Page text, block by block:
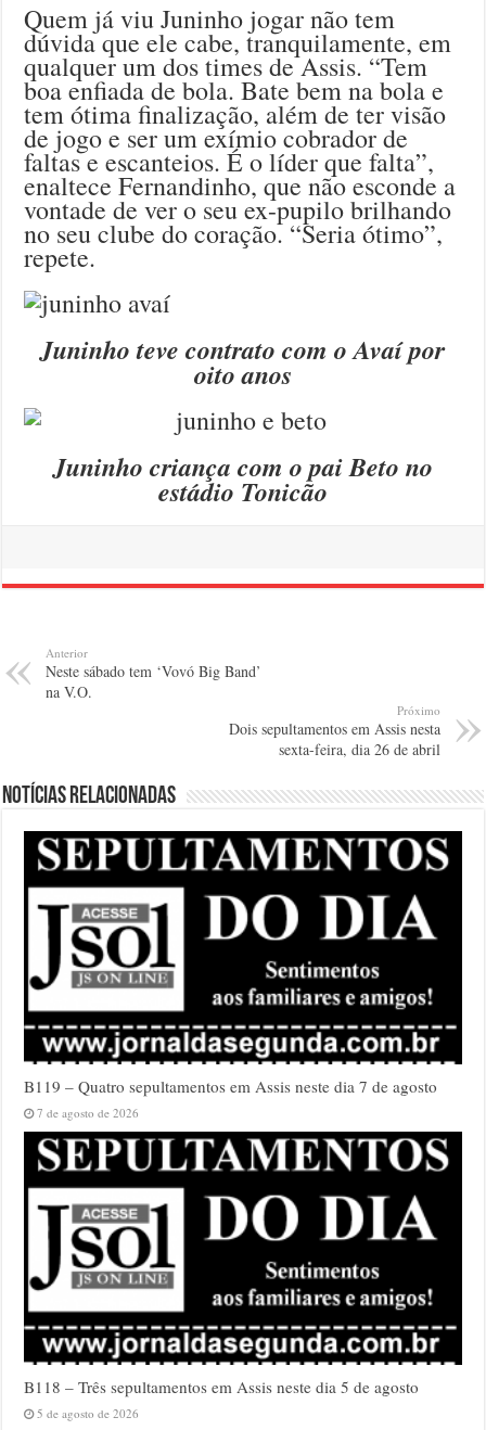
Quem já viu Juninho jogar não tem
dúvida que ele cabe, tranquilamente, em
qualquer um dos times de Assis. “Tem
boa enfiada de bola. Bate bem na bola e
tem ótima finalização, além de ter visão
de jogo e ser um exímio cobrador de
faltas e escanteios. É o líder que falta”,
enaltece Fernandinho, que não esconde a
vontade de ver o seu ex-pupilo brilhando
no seu clube do coração. “Seria ótimo”,
repete.
Juninho teve contrato com o Avaí por
oito anos
Juninho criança com o pai Beto no
estádio Tonicão
Anterior
Neste sábado tem ‘Vovó Big Band’
na V.O.
Próximo
Dois sepultamentos em Assis nesta
sexta-feira, dia 26 de abril
Notícias relacionadas
B119 – Quatro sepultamentos em Assis neste dia 7 de agosto
7 de agosto de 2026
B118 – Três sepultamentos em Assis neste dia 5 de agosto
5 de agosto de 2026